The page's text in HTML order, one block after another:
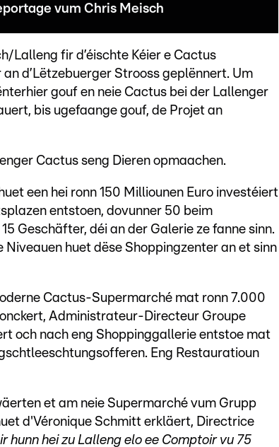
vum Chris Meisch
Lalleng fir d’éischte Kéier e Cactus
d’Lëtzebuerger Strooss geplënnert. Um
gouf en neie Cactus bei der Lallenger
bis ugefaange gouf, de Projet an
Cactus seng Dieren opmaachen.
een hei ronn 150 Milliounen Euro investéiert
entstoen, dovunner 50 beim
Geschäfter, déi an der Galerie ze fanne sinn.
huet dëse Shoppingzenter an et sinn
Cactus-Supermarché mat ronn 7.000
Administrateur-Directeur Groupe
och nach eng Shoppinggallerie entstoe mat
Eng Restauratioun
et am neie Supermarché vum Grupp
d'Véronique Schmitt erkläert, Directrice
hunn hei zu Lalleng elo ee Comptoir vu 75